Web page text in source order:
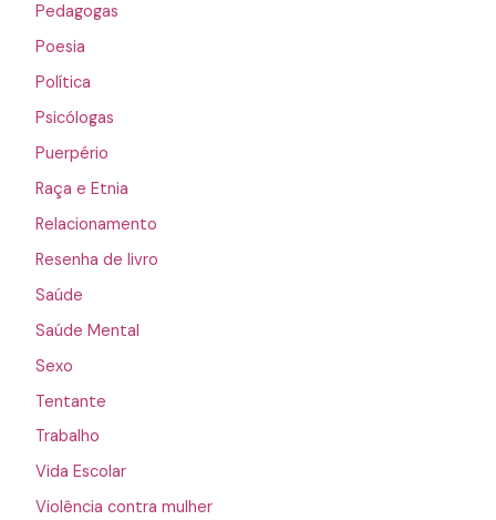
Pedagogas
Poesia
Política
Psicólogas
Puerpério
Raça e Etnia
Relacionamento
Resenha de livro
Saúde
Saúde Mental
Sexo
Tentante
Trabalho
Vida Escolar
Violência contra mulher